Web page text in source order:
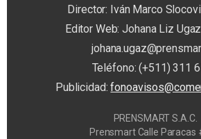
Director: Iván Marco
Editor Web: Johana Liz
Teléfono: (+511) 311
Publicidad:
PRENSMART S.A.C.
Prensmart Calle Paracas